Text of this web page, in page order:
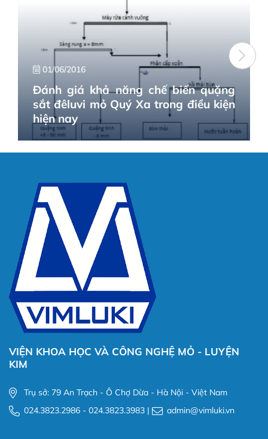
01/06/2016
Đánh giá khả năng chế biến quặng
sắt đêluvi mỏ Quý Xa trong điều kiện
hiện nay
VIỆN KHOA HỌC VÀ CÔNG NGHỆ MỎ - LUYỆN
KIM
Trụ sở: 79 An Trạch - Ô Chợ Dừa - Hà Nội - Việt Nam
024.3823.2986 - 024.3823.3983 |
admin@vimluki.vn